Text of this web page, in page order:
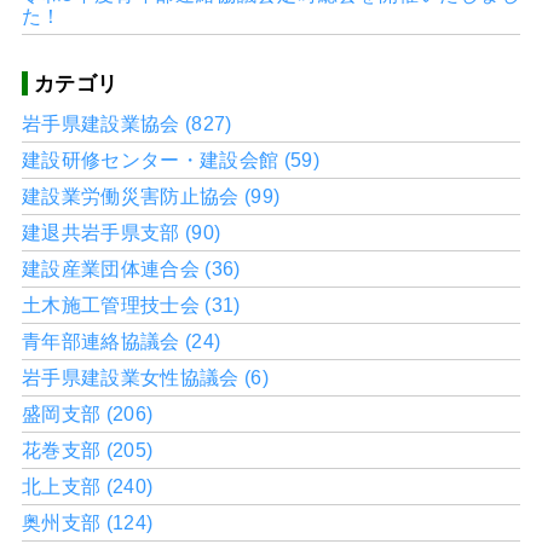
た！
カテゴリ
岩手県建設業協会 (827)
建設研修センター・建設会館 (59)
建設業労働災害防止協会 (99)
建退共岩手県支部 (90)
建設産業団体連合会 (36)
土木施工管理技士会 (31)
青年部連絡協議会 (24)
岩手県建設業女性協議会 (6)
盛岡支部 (206)
花巻支部 (205)
北上支部 (240)
奥州支部 (124)